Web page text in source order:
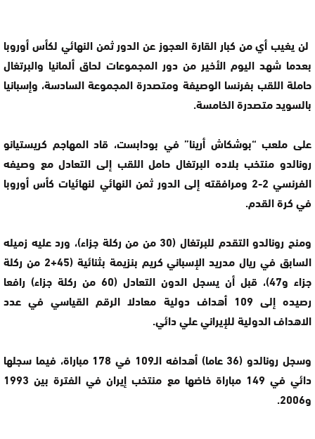
لن يغيب أي من كبار القارة العجوز عن الدور ثمن النهائي لكأس أوروبا
بعدما شهد اليوم الأخير من دور المجموعات لحاق ألمانيا والبرتغال
حاملة اللقب بفرنسا الوصيفة ومتصدرة المجموعة السادسة، وإسبانيا
بالسويد متصدرة الخامسة.
على ملعب “بوشكاش أرينا” في بودابست، قاد المهاجم كريستيانو
رونالدو منتخب بلاده البرتغال حامل اللقب إلى التعادل مع وصيفه
الفرنسي 2-2 ومرافقته إلى الدور ثمن النهائي لنهائيات كأس أوروبا
في كرة القدم.
ومنح رونالدو التقدم للبرتغال (30 من من ركلة جزاء)، ورد عليه زميله
السابق في ريال مدريد الإسباني كريم بنزيمة بثنائية (45+2 من ركلة
جزاء و47)، قبل أن يسجل الدون التعادل (60 من ركلة جزاء) رافعا
رصيده إلى 109 أهداف دولية معادلا الرقم القياسي في عدد
الاهداف الدولية للإيراني علي دائي.
وسجل رونالدو (36 عاما) أهدافه الـ109 في 178 مباراة، فيما سجلها
دائي في 149 مباراة خاضها مع منتخب إيران في الفترة بين 1993
و2006.